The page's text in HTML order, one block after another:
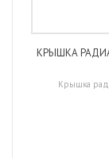
КРЫШКА
Крышка